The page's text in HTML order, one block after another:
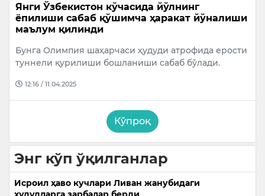
Янги Ўзбекистон кўчасида йўлнинг
ёпилиши сабаб қўшимча ҳаракат йўналиши
маълум қилинди
Бунга Олимпия шаҳарчаси ҳудуди атрофида ерости
туннели қурилиши бошланиши сабаб бўлади.
12:16 / 11.04.2025
Кўпроқ
Энг кўп ўқилганлар
Исроил ҳаво кучлари Ливан жанубидаги